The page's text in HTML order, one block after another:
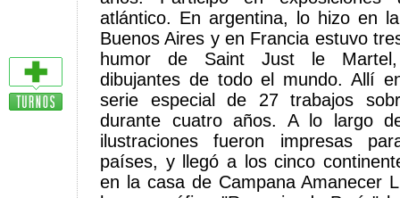
atlántico. En argentina, lo hizo en
Buenos Aires y en Francia estuvo
humor de Saint Just le Martel,
dibujantes de todo el mundo. Allí
serie especial de 27 trabajos
durante cuatro años. A lo largo
ilustraciones fueron impresas
países, y llegó a los cinco
en la casa de Campana Amanecer